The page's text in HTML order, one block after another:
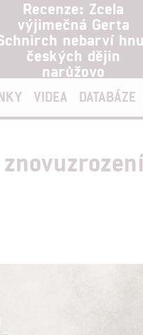
Recenze: Zcela
výjimečná Gerta
nebarví
českých dějin
narůžovo
VIDEA DATABÁZE